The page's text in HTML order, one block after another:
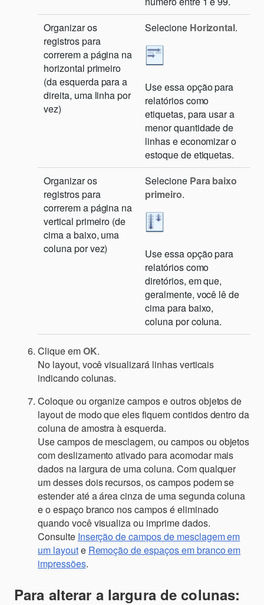
Organizar os
registros para
correrem a página na
horizontal primeiro
(da esquerda para a
direita, uma linha por
vez)
Selecione Horizontal.
Use essa opção para
relatórios como
etiquetas, para usar a
menor quantidade de
linhas e economizar o
estoque de etiquetas.
Organizar os
registros para
correrem a página na
vertical primeiro (de
cima a baixo, uma
coluna por vez)
Selecione Para baixo
primeiro.
Use essa opção para
relatórios como
diretórios, em que,
geralmente, você lê de
cima para baixo,
coluna por coluna.
Clique emOK.
No layout, você visualizará linhas verticais
indicando colunas.
Coloque ou organize campos e outros objetos de
layout de modo que eles fiquem contidos dentro da
coluna de amostra à esquerda.
Use campos de mesclagem, ou campos ou objetos
com deslizamento ativado para acomodar mais
dados na largura de uma coluna. Com qualquer
um desses dois recursos, os campos podem se
estender até a área cinza de uma segunda coluna
e o espaço branco nos campos é eliminado
quando você visualiza ou imprime dados.
Consulte Inserção de campos de mesclagem em
um layoute Remoção de espaços em branco em
impressões.
Para alterar a largura de colunas: